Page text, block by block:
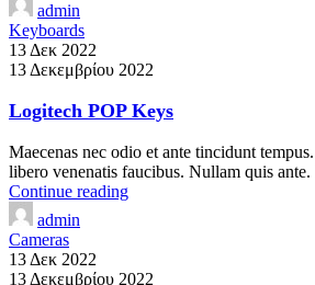
admin
Keyboards
13 Δεκ 2022
13 Δεκεμβρίου 2022
Logitech POP Keys
Maecenas nec odio et ante tincidunt
libero venenatis faucibus. Nullam quis
Continue reading
admin
Cameras
13 Δεκ 2022
13 Δεκεμβρίου 2022